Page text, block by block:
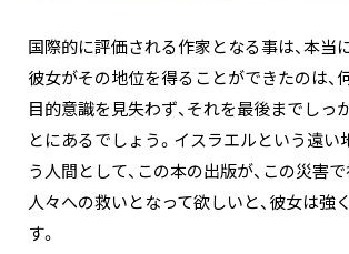
国際的に評価される作家となる事は、本当
彼女がその地位を得ることができたのは、
目的意識を見失わず、それを最後までしっ
とにあるでしょう。イスラエルという遠い
う人間として、この本の出版が、この災害
人々への救いとなって欲しいと、彼女は強
す。